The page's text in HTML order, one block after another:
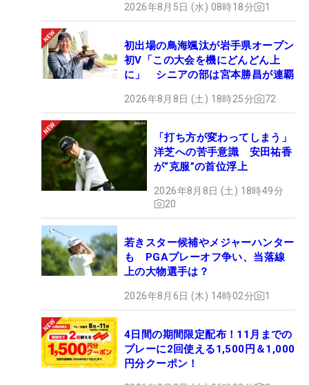
2026年8月5日 (水) 08時18分 1
初出場の鳥海颯汰が岩手県オープン
初V「この大会を機にどんどん上
に」 シニアの部は宮本勝昌が連覇
2026年8月8日 (土) 18時25分 72
「打ち方が変わってしまう」
洋芝への苦手意識 安田祐香
が“克服”の首位浮上
2026年8月8日 (土) 18時49分
20
若きスター候補やメジャーハンター
も PGAプレーオフ争い、当落線
上の大物選手は？
2026年8月6日 (木) 14時02分 1
4日間の期間限定配布！11月までの
プレーに2回使える1,500円＆1,000
円分クーポン！